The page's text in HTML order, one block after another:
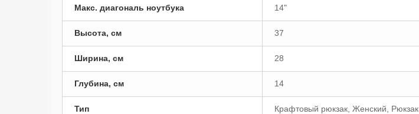
Макс. диагональ ноутбука 14"
Высота, см 37
Ширина, см 28
Глубина, см 14
Тип Крафтовый рюкзак, Женский, Рюкзак